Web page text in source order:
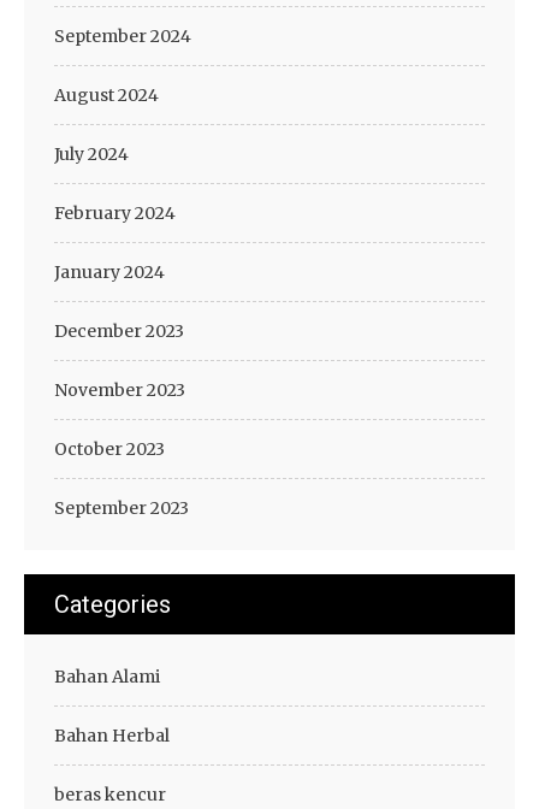
September 2024
August 2024
July 2024
February 2024
January 2024
December 2023
November 2023
October 2023
September 2023
Categories
Bahan Alami
Bahan Herbal
beras kencur